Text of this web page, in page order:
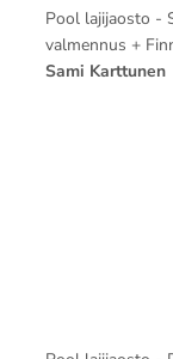
Pool lajijaosto -
valmennus +
Sami Karttunen